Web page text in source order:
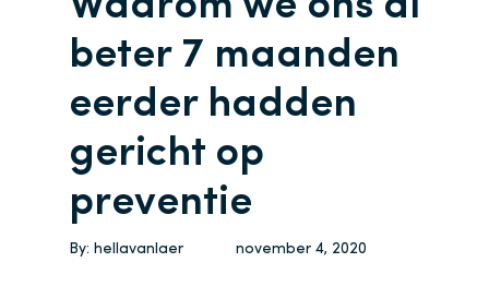
beter 7 maanden
eerder hadden
gericht op
preventie
By: hellavanlaer november 4, 2020